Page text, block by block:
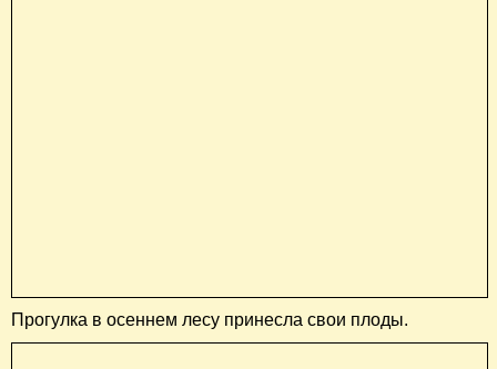
Прогулка в осеннем лесу принесла свои плоды.